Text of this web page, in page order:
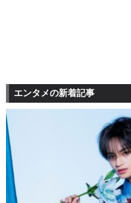
エンタメの新着記事